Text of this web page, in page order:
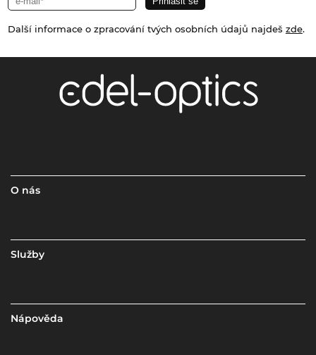
Další informace o zpracování tvých osobních údajů najdeš zde.
O nás
Služby
Nápověda